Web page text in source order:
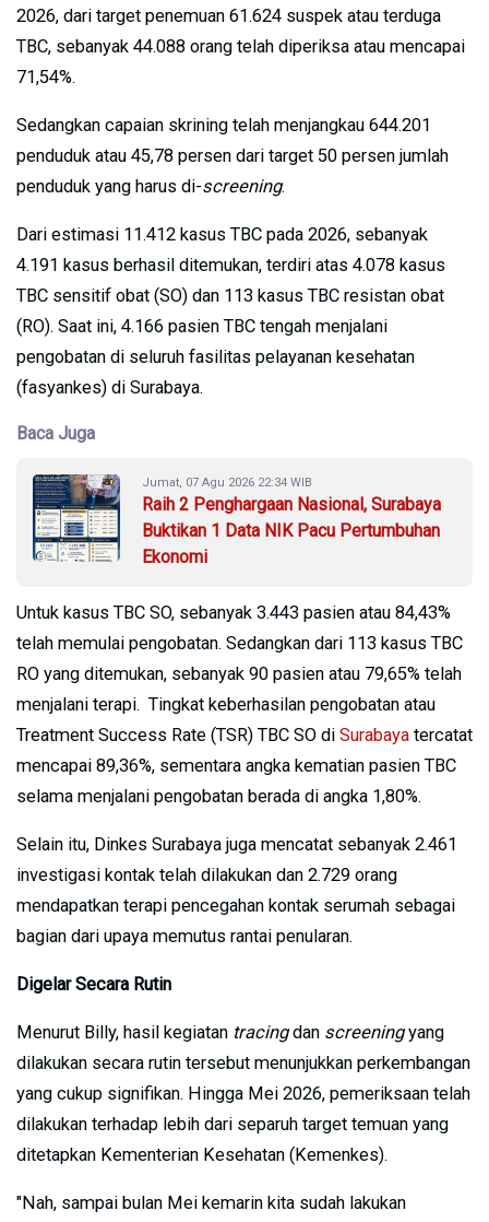
2026, dari target penemuan 61.624 suspek atau terduga
TBC, sebanyak 44.088 orang telah diperiksa atau mencapai
71,54%.
Sedangkan capaian skrining telah menjangkau 644.201
penduduk atau 45,78 persen dari target 50 persen jumlah
penduduk yang harus di-screening.
Dari estimasi 11.412 kasus TBC pada 2026, sebanyak
4.191 kasus berhasil ditemukan, terdiri atas 4.078 kasus
TBC sensitif obat (SO) dan 113 kasus TBC resistan obat
(RO). Saat ini, 4.166 pasien TBC tengah menjalani
pengobatan di seluruh fasilitas pelayanan kesehatan
(fasyankes) di Surabaya.
Baca Juga
Jumat, 07 Agu 2026 22:34 WIB
Raih 2 Penghargaan Nasional, Surabaya
Buktikan 1 Data NIK Pacu Pertumbuhan
Ekonomi
Untuk kasus TBC SO, sebanyak 3.443 pasien atau 84,43%
telah memulai pengobatan. Sedangkan dari 113 kasus TBC
RO yang ditemukan, sebanyak 90 pasien atau 79,65% telah
menjalani terapi. Tingkat keberhasilan pengobatan atau
Treatment Success Rate (TSR) TBC SO di Surabaya tercatat
mencapai 89,36%, sementara angka kematian pasien TBC
selama menjalani pengobatan berada di angka 1,80%.
Selain itu, Dinkes Surabaya juga mencatat sebanyak 2.461
investigasi kontak telah dilakukan dan 2.729 orang
mendapatkan terapi pencegahan kontak serumah sebagai
bagian dari upaya memutus rantai penularan.
Digelar Secara Rutin
Menurut Billy, hasil kegiatan tracingdan screeningyang
dilakukan secara rutin tersebut menunjukkan perkembangan
yang cukup signifikan. Hingga Mei 2026, pemeriksaan telah
dilakukan terhadap lebih dari separuh target temuan yang
ditetapkan Kementerian Kesehatan (Kemenkes).
"Nah, sampai bulan Mei kemarin kita sudah lakukan